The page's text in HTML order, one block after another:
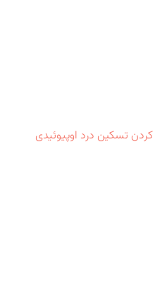
تسکین درد اوپیوئیدی